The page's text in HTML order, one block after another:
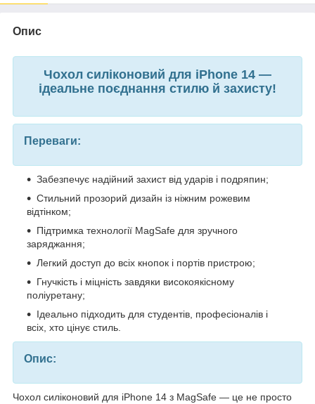
Опис
Чохол силіконовий для iPhone 14 —
ідеальне поєднання стилю й захисту!
Переваги:
Забезпечує надійний захист від ударів і подряпин;
Стильний прозорий дизайн із ніжним рожевим
відтінком;
Підтримка технології MagSafe для зручного
заряджання;
Легкий доступ до всіх кнопок і портів пристрою;
Гнучкість і міцність завдяки високоякісному
поліуретану;
Ідеально підходить для студентів, професіоналів і
всіх, хто цінує стиль.
Опис:
Чохол силіконовий для iPhone 14 з MagSafe — це не просто